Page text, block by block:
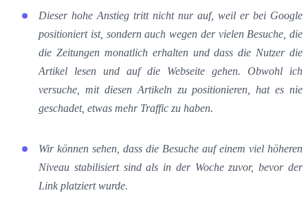
Dieser hohe Anstieg tritt nicht nur auf, weil er bei Google
positioniert ist, sondern auch wegen der vielen Besuche, die
die Zeitungen monatlich erhalten und dass die Nutzer die
Artikel lesen und auf die Webseite gehen. Obwohl ich
versuche, mit diesen Artikeln zu positionieren, hat es nie
geschadet, etwas mehr Traffic zu haben.
Wir können sehen, dass die Besuche auf einem viel höheren
Niveau stabilisiert sind als in der Woche zuvor, bevor der
Link platziert wurde.